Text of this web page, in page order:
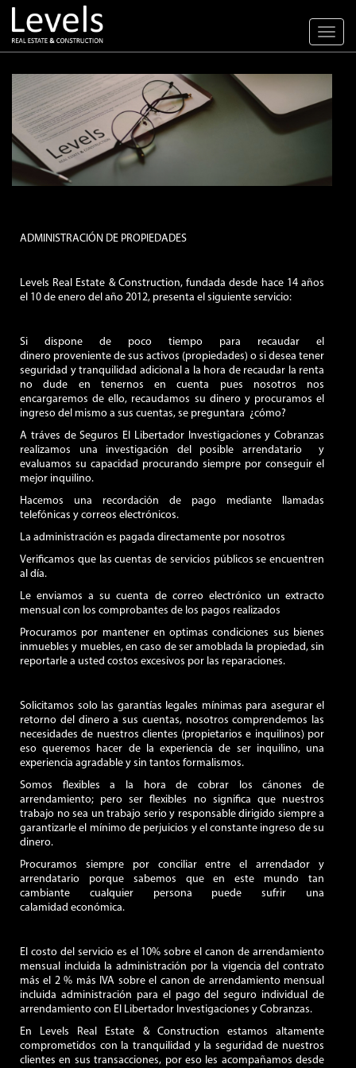
ADMINISTRACIÓN DE PROPIEDADES
Levels Real Estate & Construction, fundada desde hace 14 años
el 10 de enero del año 2012, presenta el siguiente servicio:
Si dispone de poco tiempo para recaudar el
dinero proveniente de sus activos (propiedades) o si desea tener
seguridad y tranquilidad adicional a la hora de recaudar la renta
no dude en tenernos en cuenta pues nosotros nos
encargaremos de ello, recaudamos su dinero y procuramos el
ingreso del mismo a sus cuentas, se preguntara ¿cómo?
A tráves de Seguros El Libertador Investigaciones y Cobranzas
realizamos una investigación del posible arrendatario y
evaluamos su capacidad procurando siempre por conseguir el
mejor inquilino.
Hacemos una recordación de pago mediante llamadas
telefónicas y correos electrónicos.
La administración es pagada directamente por nosotros
Verificamos que las cuentas de servicios públicos se encuentren
al día.
Le enviamos a su cuenta de correo electrónico un extracto
mensual con los comprobantes de los pagos realizados
Procuramos por mantener en optimas condiciones sus bienes
inmuebles y muebles, en caso de ser amoblada la propiedad, sin
reportarle a usted costos excesivos por las reparaciones.
Solicitamos solo las garantías legales mínimas para asegurar el
retorno del dinero a sus cuentas, nosotros comprendemos las
necesidades de nuestros clientes (propietarios e inquilinos) por
eso queremos hacer de la experiencia de ser inquilino, una
experiencia agradable y sin tantos formalismos.
Somos flexibles a la hora de cobrar los cánones de
arrendamiento; pero ser flexibles no significa que nuestros
trabajo no sea un trabajo serio y responsable dirigido siempre a
garantizarle el mínimo de perjuicios y el constante ingreso de su
dinero.
Procuramos siempre por conciliar entre el arrendador y
arrendatario porque sabemos que en este mundo tan
cambiante cualquier persona puede sufrir una
calamidad económica.
El costo del servicio es el 10% sobre el canon de arrendamiento
mensual incluida la administración por la vigencia del contrato
más el 2 % más IVA sobre el canon de arrendamiento mensual
incluida administración para el pago del seguro individual de
arrendamiento con El Libertador Investigaciones y Cobranzas.
En Levels Real Estate & Construction estamos altamente
comprometidos con la tranquilidad y la seguridad de nuestros
clientes en sus transacciones, por eso les acompañamos desde